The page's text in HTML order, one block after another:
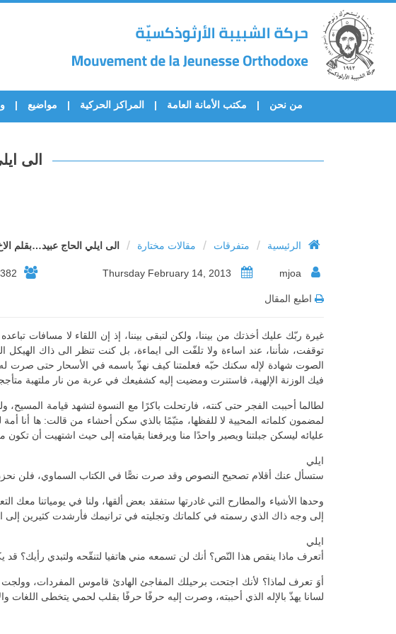
من نحن مكتب الأمانة العامة المراكز الحركية مواضيع
الى
الرئيسية / متفرقات / مقالات مختارة / الى ايلي الحاج عبيد…بقلم
382
اطبع المقال
غيرة ربّك عليك أخذتك من بيننا، ولكن لتبقى بيننا، إذ إن اللقاء لا مسافات
توقفت، شأننا، عند اساءة ولا تلفّت الى ايماءة، بل كنت تنظر الى ذاك
الصوت شهادة لإله سكنك حبّه فعلمتنا كيف نهذّ باسمه في الأسحار حتى صرت له
فيك الوزنة الإلهية، فاستنرت ومضيت إليه كشفيعك في عربة من نار ملتهبة
لطالما أحببت الفجر حتى كنته، فارتحلت باكرًا مع النسوة لتشهد قيامة
لمضمون كلماته المحيية لا للفظها، متيّمًا بالذي سكن أحشاء من قالت: ها أنا
عليائه ليسكن جبلتنا ويصير واحدًا منا ويرفعنا بقيامته إلى حيث اشتهيت أن
ايلي
ستسأل عنك أقلام تصحيح النصوص وقد صرت نصًّا في الكتاب السماوي، فلن
وحدها الأشياء والمطارح التي غادرتها ستفقد بعض ألقها، ولنا في يومياتنا
إلى وجه ذاك الذي رسمته في كلماتك وتجليته في ترانيمك فأرشدت كثيرين إلى
ايلي
أتعرف ماذا ينقص هذا النّص؟ أنك لن تسمعه مني هاتفيا لتنقّحه ولتبدي رأيك؟ قد
أوَ تعرف لماذا؟ لأنك اجتحت برحيلك المفاجئ الهادئ قاموس المفردات، وولجت
لسانا يهذّ بالإله الذي أحببته، وصرت إليه حرفًا حرفًا بقلب لحمي يتخطى